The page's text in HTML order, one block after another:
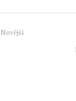
Novější